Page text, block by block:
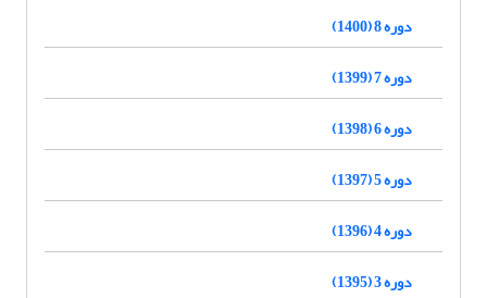
دوره 8 (1400)
دوره 7 (1399)
دوره 6 (1398)
دوره 5 (1397)
دوره 4 (1396)
دوره 3 (1395)